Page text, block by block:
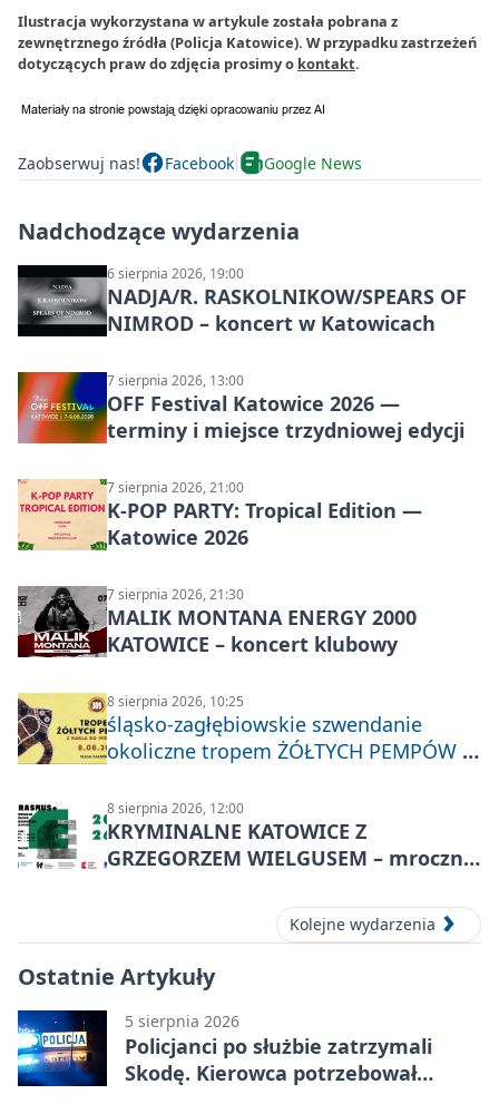
Ilustracja wykorzystana w artykule została pobrana z
zewnętrznego źródła (Policja Katowice). W przypadku zastrzeżeń
dotyczących praw do zdjęcia prosimy o kontakt.
Zaobserwuj nas! Facebook Google News
Nadchodzące wydarzenia
6 sierpnia 2026, 19:00
NADJA/R. RASKOLNIKOW/SPEARS OF
NIMROD – koncert w Katowicach
7 sierpnia 2026, 13:00
OFF Festival Katowice 2026 —
terminy i miejsce trzydniowej edycji
7 sierpnia 2026, 21:00
K-POP PARTY: Tropical Edition —
Katowice 2026
7 sierpnia 2026, 21:30
MALIK MONTANA ENERGY 2000
KATOWICE – koncert klubowy
8 sierpnia 2026, 10:25
śląsko-zagłębiowskie szwendanie
okoliczne tropem ŻÓŁTYCH PEMPÓW z
8 sierpnia 2026, 12:00
KRYMINALNE KATOWICE Z
GRZEGORZEM WIELGUSEM – mroczne
Kolejne wydarzenia
Ostatnie Artykuły
5 sierpnia 2026
Policjanci po służbie zatrzymali
Skodę. Kierowca potrzebował